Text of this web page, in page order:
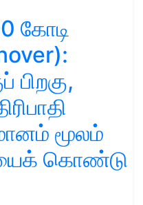
கோடி
பிறகு,
மூலம்
கொண்டு